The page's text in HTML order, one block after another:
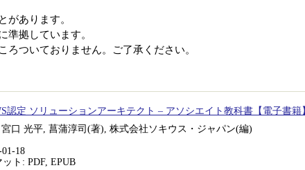
があります。
準拠しています。
ついておりません。ご了承ください。
認定 ソリューションアーキテクト – アソシエイト教科書【電子書籍
口 光平, 菖蒲淳司(著), 株式会社ソキウス・ジャパン(編)
18
ト: PDF, EPUB